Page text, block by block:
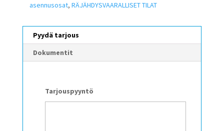
asennusosat, RÄJÄHDYSVAARALLISET TILAT
Pyydä tarjous
Dokumentit
Tarjouspyyntö